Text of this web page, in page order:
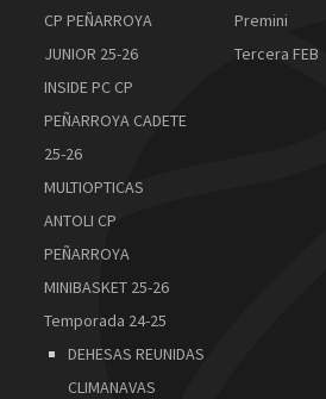
CP PEÑARROYA
JUNIOR 25-26
INSIDE PC CP
PEÑARROYA CADETE
25-26
MULTIOPTICAS
ANTOLI CP
PEÑARROYA
MINIBASKET 25-26
Temporada 24-25
DEHESAS REUNIDAS
CLIMANAVAS
Premini
Tercera FEB